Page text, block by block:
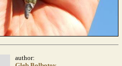
author: